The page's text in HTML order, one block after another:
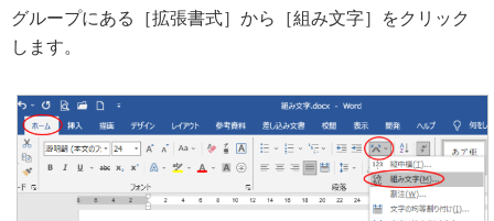
グループにある［拡張書式］から［組み文字］をクリック
します。